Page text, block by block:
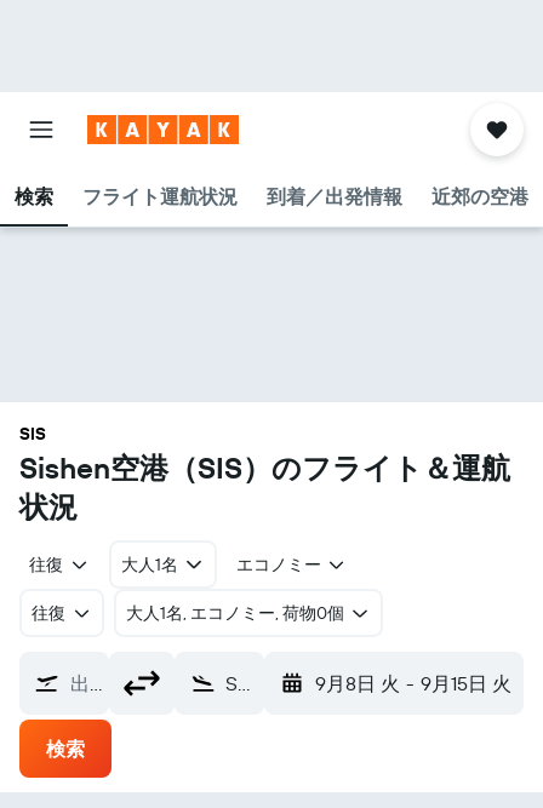
検索 フライト運航状況 到着／出発情報 近郊の空港
SIS
Sishen空港​（SIS​）のフライト＆運航
状況
往復 大人1名 エコノミー
往復 ​大人1名, エコノミー, 荷物0個
出発地 Sishen (SIS) 9月8日 火 - 9月15日 火
検索